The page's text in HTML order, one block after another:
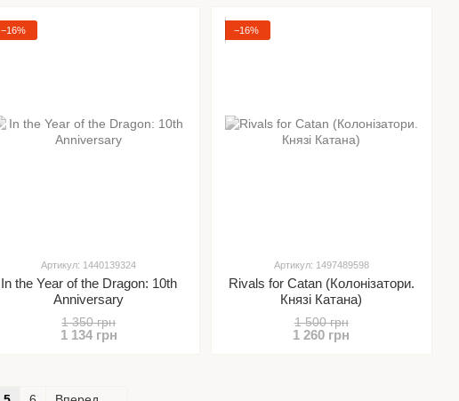
−16%
Артикул: 1440139324
In the Year of the Dragon: 10th
Anniversary
1 350 грн
1 134 грн
−16%
Артикул: 1497489598
Rivals for Catan (Колонізатори.
Князі Катана)
1 500 грн
1 260 грн